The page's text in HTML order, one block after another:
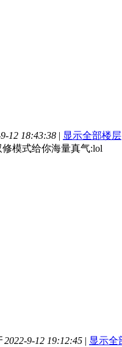
12 18:43:38 | 显示全部楼层
修模式给你海量真气:lol
2022-9-12 19:12:45 | 显示全